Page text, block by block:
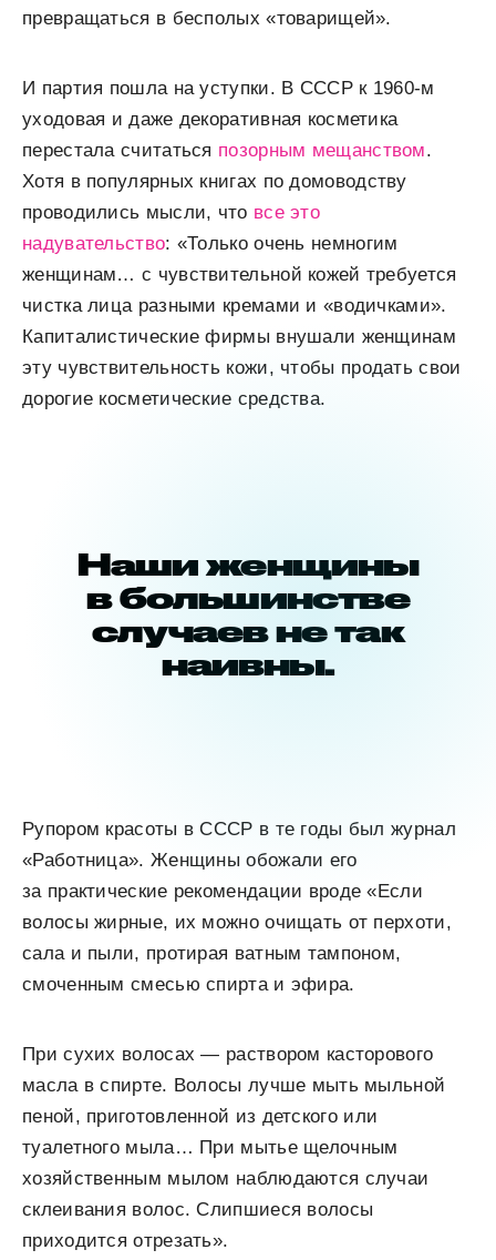
превращаться в бесполых «товарищей».
И партия пошла на уступки. В СССР к 1960-м
уходовая и даже декоративная косметика
перестала считаться позорным мещанством.
Хотя в популярных книгах по домоводству
проводились мысли, что все это
надувательство: «Только очень немногим
женщинам… с чувствительной кожей требуется
чистка лица разными кремами и «водичками».
Капиталистические фирмы внушали женщинам
эту чувствительность кожи, чтобы продать свои
дорогие косметические средства.
Наши женщины
в большинстве
случаев не так
наивны.
Рупором красоты в СССР в те годы был журнал
«Работница». Женщины обожали его
за практические рекомендации вроде «Если
волосы жирные, их можно очищать от перхоти,
сала и пыли, протирая ватным тампоном,
смоченным смесью спирта и эфира.
При сухих волосах — раствором касторового
масла в спирте. Волосы лучше мыть мыльной
пеной, приготовленной из детского или
туалетного мыла… При мытье щелочным
хозяйственным мылом наблюдаются случаи
склеивания волос. Слипшиеся волосы
приходится отрезать».